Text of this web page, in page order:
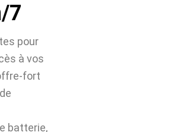
7
pour
à vos
fort
batterie,